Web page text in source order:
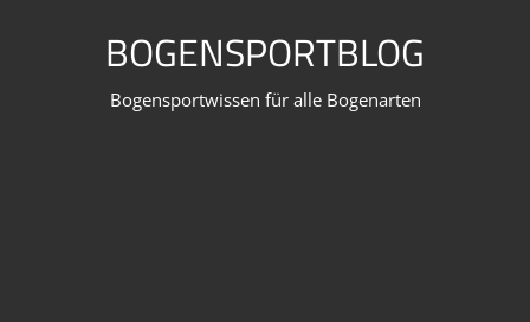
BOGENSPORTBLOG
Bogensportwissen für alle Bogenarten